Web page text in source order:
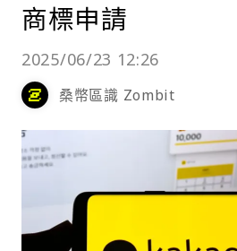
商標申請
2025/06/23 12:26
桑幣區識 Zombit